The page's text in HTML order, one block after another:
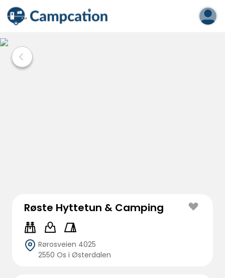
Røste Hyttetun & Camping
Rørosveien 4025
2550 Os i Østerdalen